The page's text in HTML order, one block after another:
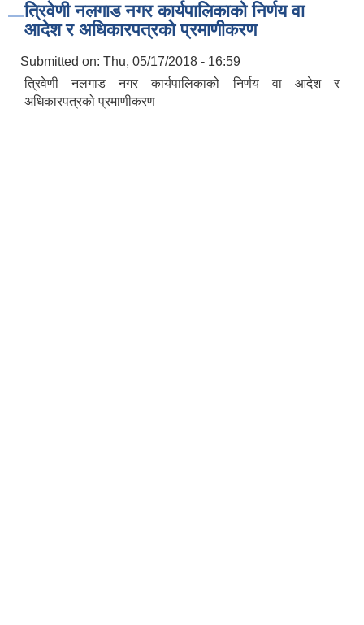
त्रिवेणी नलगाड नगर कार्यपालिकाको निर्णय वा
आदेश र अधिकारपत्रको प्रमाणीकरण
Submitted on: Thu, 05/17/2018 - 16:59
त्रिवेणी नलगाड नगर कार्यपालिकाको निर्णय वा आदेश र
अधिकारपत्रको प्रमाणीकरण